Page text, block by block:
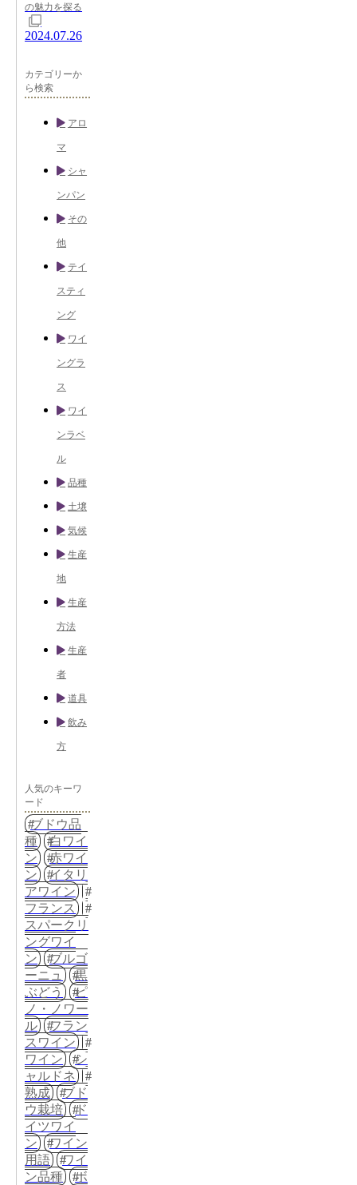
の魅力を探る
2024.07.26
カテゴリーか
ら検索
アロ
マ
シャ
ンパン
その
他
テイ
スティ
ング
ワイ
ングラ
ス
ワイ
ンラベ
ル
品種
土壌
気候
生産
地
生産
方法
生産
者
道具
飲み
方
人気のキーワ
ード
ブドウ品
種
白ワイ
ン
赤ワイ
ン
イタリ
アワイン
フランス
スパークリ
ングワイ
ン
ブルゴ
ーニュ
黒
ぶどう
ピ
ノ・ノワー
ル
フラン
スワイン
ワイン
シ
ャルドネ
熟成
ブド
ウ栽培
ド
イツワイ
ン
ワイン
用語
ワイ
ン品種
ボ